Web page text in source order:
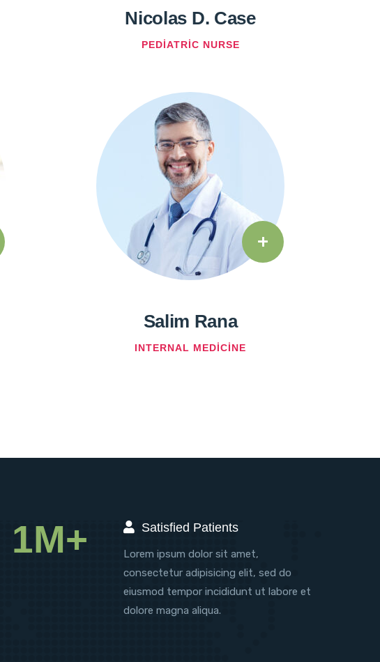
Nicolas D. Case
PEDIATRIC NURSE
+
Salim Rana
INTERNAL MEDICINE
1M+ Satisfied Patients
Lorem ipsum dolor sit amet,
consectetur adipisicing elit, sed do
eiusmod tempor incididunt ut labore et
dolore magna aliqua.